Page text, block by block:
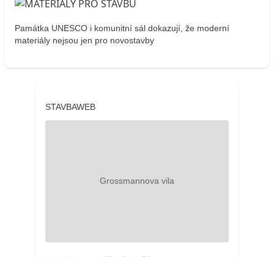
Památka UNESCO i komunitní sál dokazují, že moderní
materiály nejsou jen pro novostavby
STAVBAWEB